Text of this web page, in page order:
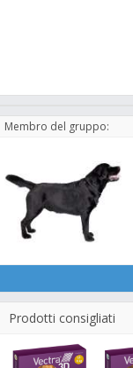
Membro del gruppo:
Prodotti consigliati